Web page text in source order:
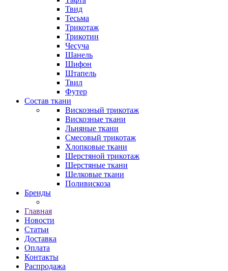
Твид
Тесьма
Трикотаж
Трикотин
Чесуча
Шанель
Шифон
Штапель
Твил
Футер
Состав ткани
Вискозный трикотаж
Вискозные ткани
Льняные ткани
Смесовый трикотаж
Хлопковые ткани
Шерстяной трикотаж
Шерстяные ткани
Шелковые ткани
Поливискоза
Бренды
Главная
Новости
Статьи
Доставка
Оплата
Контакты
Распродажа